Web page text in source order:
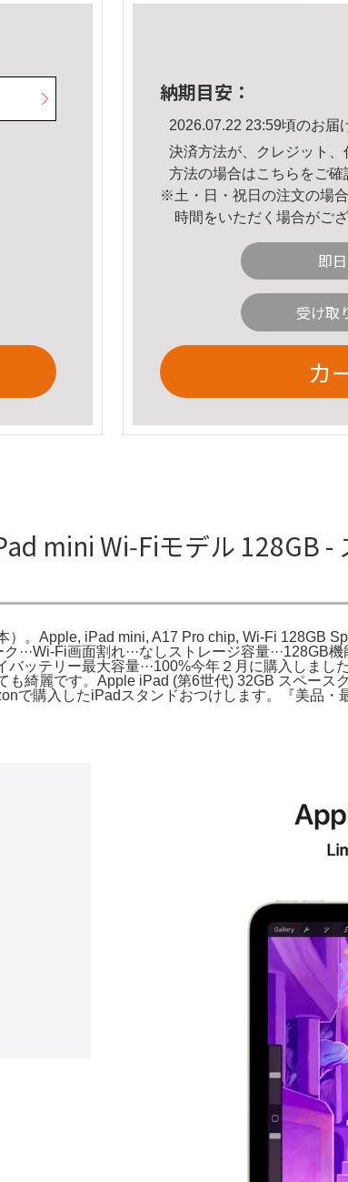
納期目安：
2026.07.22 23:59頃のお届
決済方法が、クレジット
方法の場合はこちら をご確
※土・日・祝日の注文の場
時間をいただく場合がござ
即
受け取
カ
mini Wi‑Fiモデル 128GB -
。Apple, iPad mini, A17 Pro chip, Wi-Fi 128GB
Fi画面割れ···なしストレージ容量···128GB機
バッテリー最大容量···100%今年２月に購入しま
も綺麗です。Apple iPad (第6世代) 32GB スペー
で購入したiPadスタンドおつけします。『美品・